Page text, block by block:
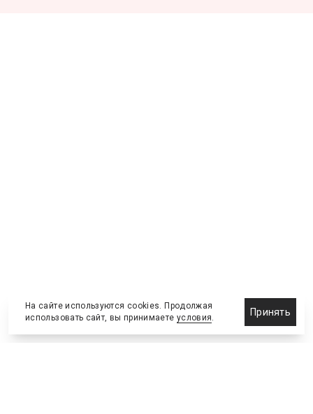
На сайте используются cookies. Продолжая
использовать сайт, вы принимаете условия.
Принять